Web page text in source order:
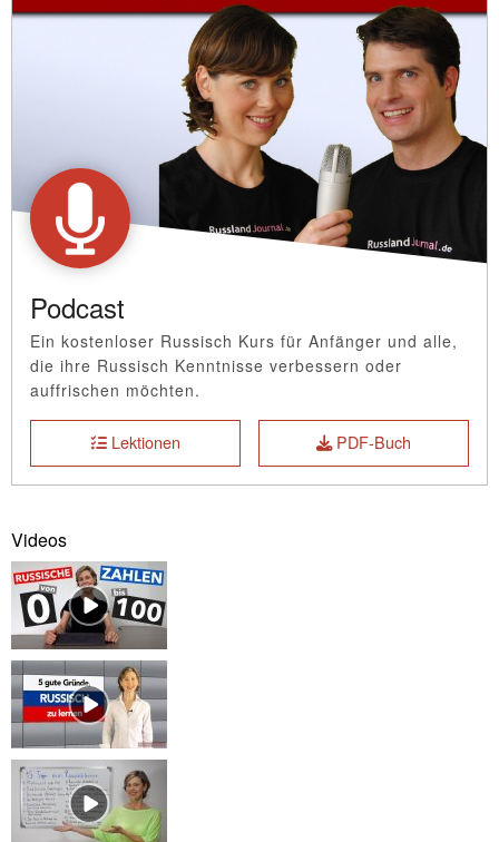
Podcast
Ein kostenloser Russisch Kurs für Anfänger und alle,
die ihre Russisch Kenntnisse verbessern oder
auffrischen möchten.
Lektionen PDF-Buch
Videos